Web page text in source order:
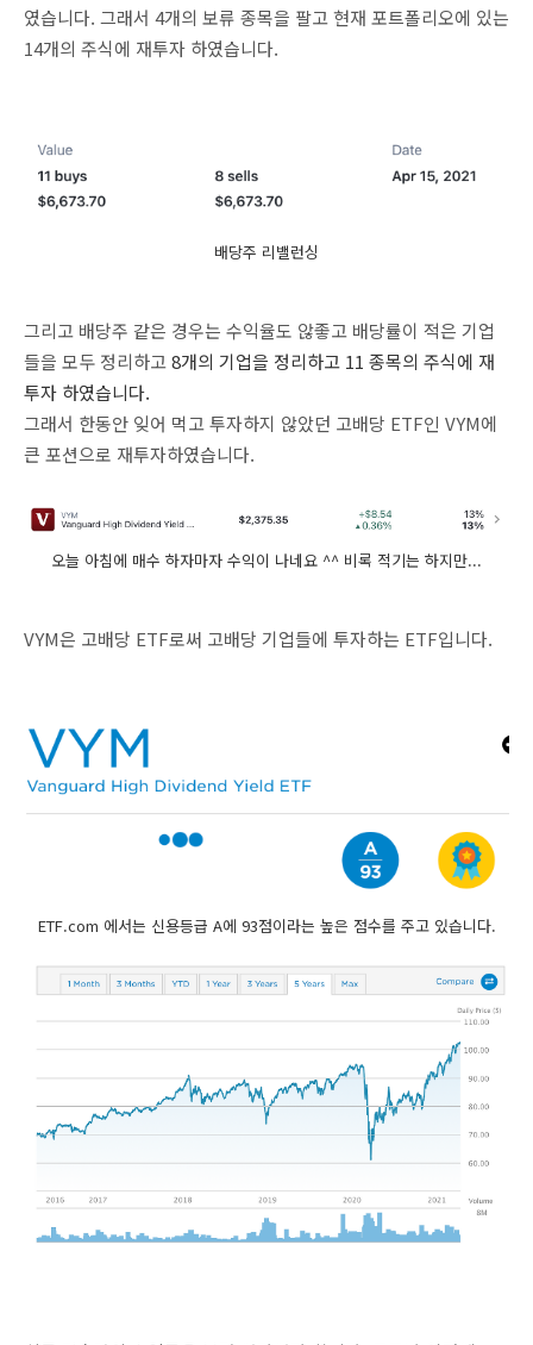
였습니다. 그래서 4개의 보류 종목을 팔고 현재 포트폴리오에 있는
14개의 주식에 재투자 하였습니다.
배당주 리밸런싱
그리고 배당주 같은 경우는 수익율도 않좋고 배당률이 적은 기업
들을 모두 정리하고8개의 기업을 정리하고 11 종목의 주식에 재
투자 하였습니다.
그래서 한동안 잊어 먹고 투자하지 않았던 고배당 ETF인 VYM에
큰 포션으로 재투자하였습니다.
오늘 아침에 매수 하자마자 수익이 나네요 ^^ 비록 적기는 하지만...
VYM은 고배당 ETF로써 고배당 기업들에 투자하는 ETF입니다.
ETF.com 에서는 신용등급 A에 93점이라는 높은 점수를 주고 있습니다.